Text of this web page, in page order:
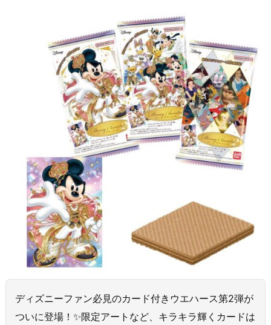
ディズニーファン必見のカード付きウエハース第2弾が
ついに登場！✨限定アートなど、キラキラ輝くカードは